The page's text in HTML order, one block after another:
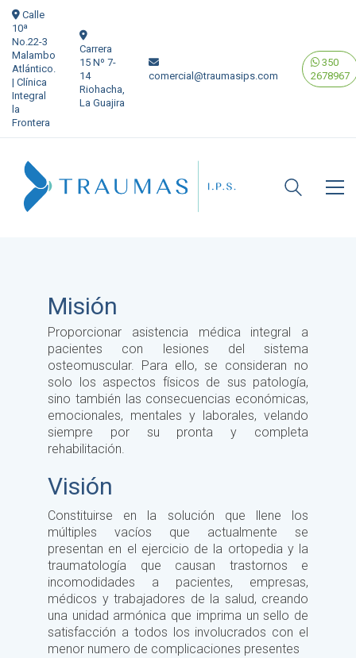
Calle
10ª
No.22-3
Malambo
Atlántico.
| Clínica
Integral
la
Frontera
Carrera
15 Nº 7-
14
Riohacha,
La Guajira
comercial@traumasips.com
350
2678967
Misión
Proporcionar asistencia médica integral a
pacientes con lesiones del sistema
osteomuscular. Para ello, se consideran no
solo los aspectos físicos de sus patología,
sino también las consecuencias económicas,
emocionales, mentales y laborales, velando
siempre por su pronta y completa
rehabilitación.
Visión
Constituirse en la solución que llene los
múltiples vacíos que actualmente se
presentan en el ejercicio de la ortopedia y la
traumatología que causan trastornos e
incomodidades a pacientes, empresas,
médicos y trabajadores de la salud, creando
una unidad armónica que imprima un sello de
satisfacción a todos los involucrados con el
menor numero de complicaciones presentes